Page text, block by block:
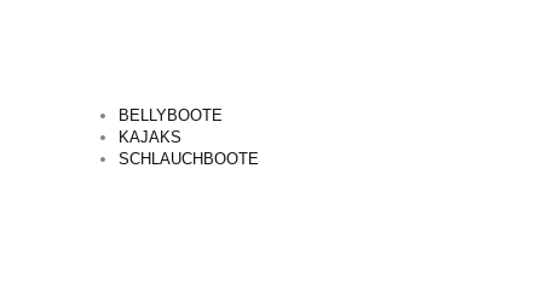
BELLYBOOTE
KAJAKS
SCHLAUCHBOOTE